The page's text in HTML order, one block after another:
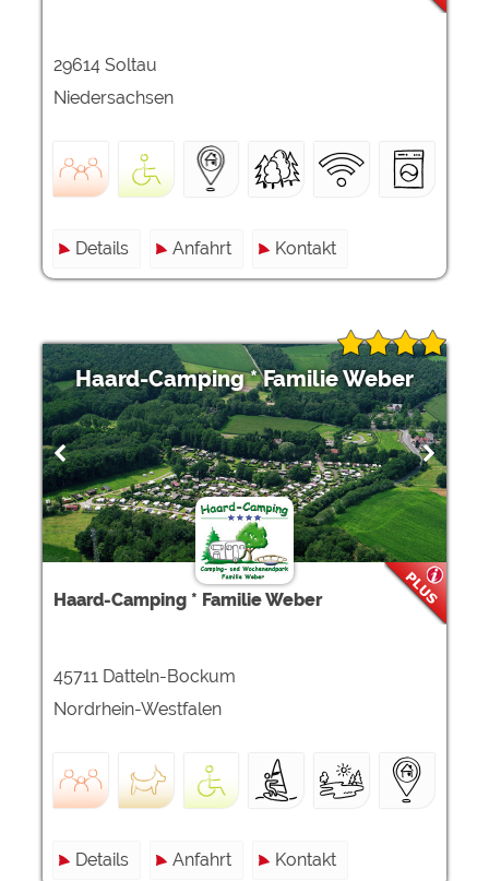
29614 Soltau
Niedersachsen
Details Anfahrt Kontakt
Haard-Camping * Familie Weber
Haard-Camping * Familie Weber
45711 Datteln-Bockum
Nordrhein-Westfalen
Details Anfahrt Kontakt